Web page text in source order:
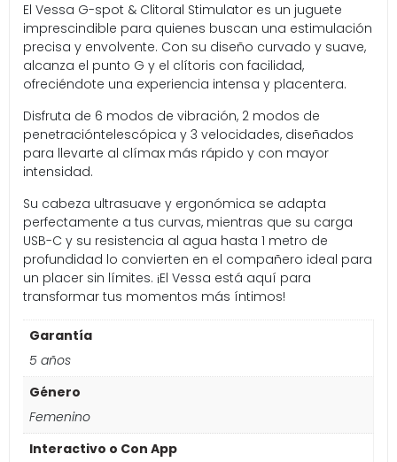
El Vessa G-spot & Clitoral Stimulator es un juguete
imprescindible para quienes buscan una estimulación
precisa y envolvente. Con su diseño curvado y suave,
alcanza el punto G y el clítoris con facilidad,
ofreciéndote una experiencia intensa y placentera.
Disfruta de 6 modos de vibración, 2 modos de
penetracióntelescópica y 3 velocidades, diseñados
para llevarte al clímax más rápido y con mayor
intensidad.
Su cabeza ultrasuave y ergonómica se adapta
perfectamente a tus curvas, mientras que su carga
USB-C y su resistencia al agua hasta 1 metro de
profundidad lo convierten en el compañero ideal para
un placer sin límites. ¡El Vessa está aquí para
transformar tus momentos más íntimos!
Garantía
5 años
Género
Femenino
Interactivo o Con App